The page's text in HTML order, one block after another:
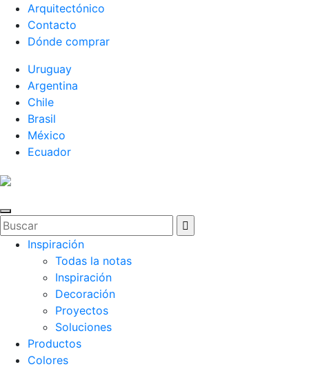
Arquitectónico
Contacto
Dónde comprar
Uruguay
Argentina
Chile
Brasil
México
Ecuador
Inspiración
Todas la notas
Inspiración
Decoración
Proyectos
Soluciones
Productos
Colores